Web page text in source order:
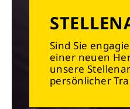
Sind Sie
einer neuen
unsere
persönlicher